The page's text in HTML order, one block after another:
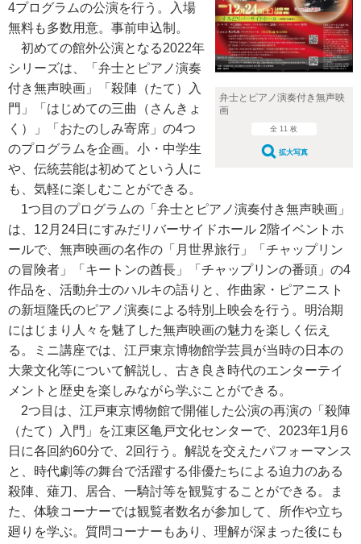
弁士とピアノ演奏付き無声映
画
全 11 枚
拡大写真
4プログラムの公演を行う。入場
無料も多数用意。事前申込制。
初めての館外公演となる2022年
シリーズは、「弁士とピアノ演奏
付き無声映画」「殺陣（たて）入
門」「はじめての三曲（さんきょ
く）」「おたのしみ寄席」の4つ
のプログラムを企画。小・中学生
や、伝統芸能は初めてという人に
も、気軽に楽しむことができる。
1つ目のプログラムの「弁士とピアノ演奏付き無声映画」
は、12月24日にすみだリバーサイドホール 2階イベントホ
ールで、無声映画の名作の「月世界旅行」「チャップリン
の冒険者」「キートンの酋長」「チャップリンの番頭」の4
作品を、活動弁士のハルキの語りと、作曲家・ピアニスト
の新垣隆氏のピアノ演奏による特別上映会を行う。明治期
にはじまり人々を魅了した無声映画の魅力を楽しく伝え
る。ミニ講座では、江戸東京博物館学芸員が当時の日本の
大衆文化等について解説し、古き良き時代のエンターテイ
メントと歴史を楽しみながら学ぶことができる。
2つ目は、江戸東京博物館で開催した公演の再演の「殺陣
（たて）入門」を江東区亀戸文化センターで、2023年1月6
日に各回約60分で、2回行う。解説を交えたパフォーマンス
と、時代劇等の舞台で活躍する俳優たちによる迫力のある
殺陣、薙刀、居合、一騎討等を観覧することができる。ま
た、体験コーナーでは観覧者数名が参加して、所作や立ち
廻りを学ぶ。質問コーナーもあり、理解が深まった後にも